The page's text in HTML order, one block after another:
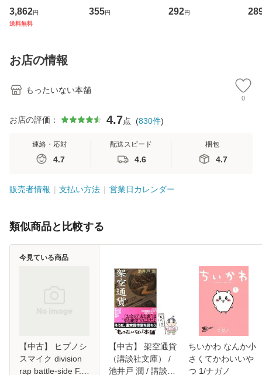
専門職の看護マネ
ジメントスキル 改
恵 藤本幸三 / 南江
堂 [単行
3,862円
送料無料
キューンレコード
[CD]【メール便送
355円
その正しい理解と
克服法 (SB新書 57
292円
のが
お店の情報
もったいない本舗
0
お店の評価： 4.7点 (830件)
連絡・応対
4.7
配送スピード
4.6
梱包
4.7
販売者情報 支払い方法 営業日カレンダー
類似商品と比較する
【中古】 ヒプノシ
スマイク division
rap battle-side F.P
今見ている商品
【中古】 架空通貨
（講談社文庫） /
池井戸 潤 / 講談社
ちいかわ なんか小
さくてかわいいや
つ 1/ナガノ